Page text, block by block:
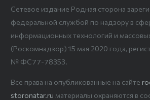
Сетевое издание Родная сторона
федеральной службой по надзору в
информационных технологий и
(Роскомнадзор) 15 мая 2020 года,
№ ФС77-78353.
Все права на опубликованные на сайте
storonatar.ru материалы охраняются в